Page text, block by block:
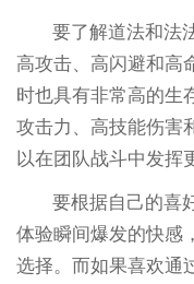
要了解道法和法
高攻击、高闪避和高
时也具有非常高的生
攻击力、高技能伤害
以在团队战斗中发挥
要根据自己的喜
体验瞬间爆发的快感
选择。而如果喜欢通